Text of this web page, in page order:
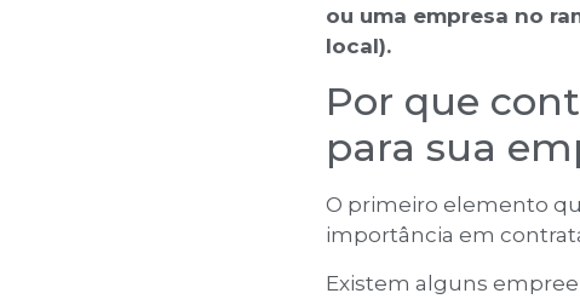
ou uma empresa no
local).
Por que
para sua
O primeiro elemento
importância em
Existem alguns